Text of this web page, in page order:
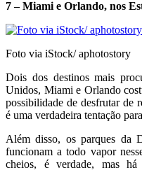
7 – Miami e Orlando, nos
Foto via iStock/ aphotostory
Dois dos destinos mais
Unidos, Miami e Orlando
possibilidade de desfrutar de
é uma verdadeira tentação
Além disso, os parques da
funcionam a todo vapor
cheios, é verdade, mas há